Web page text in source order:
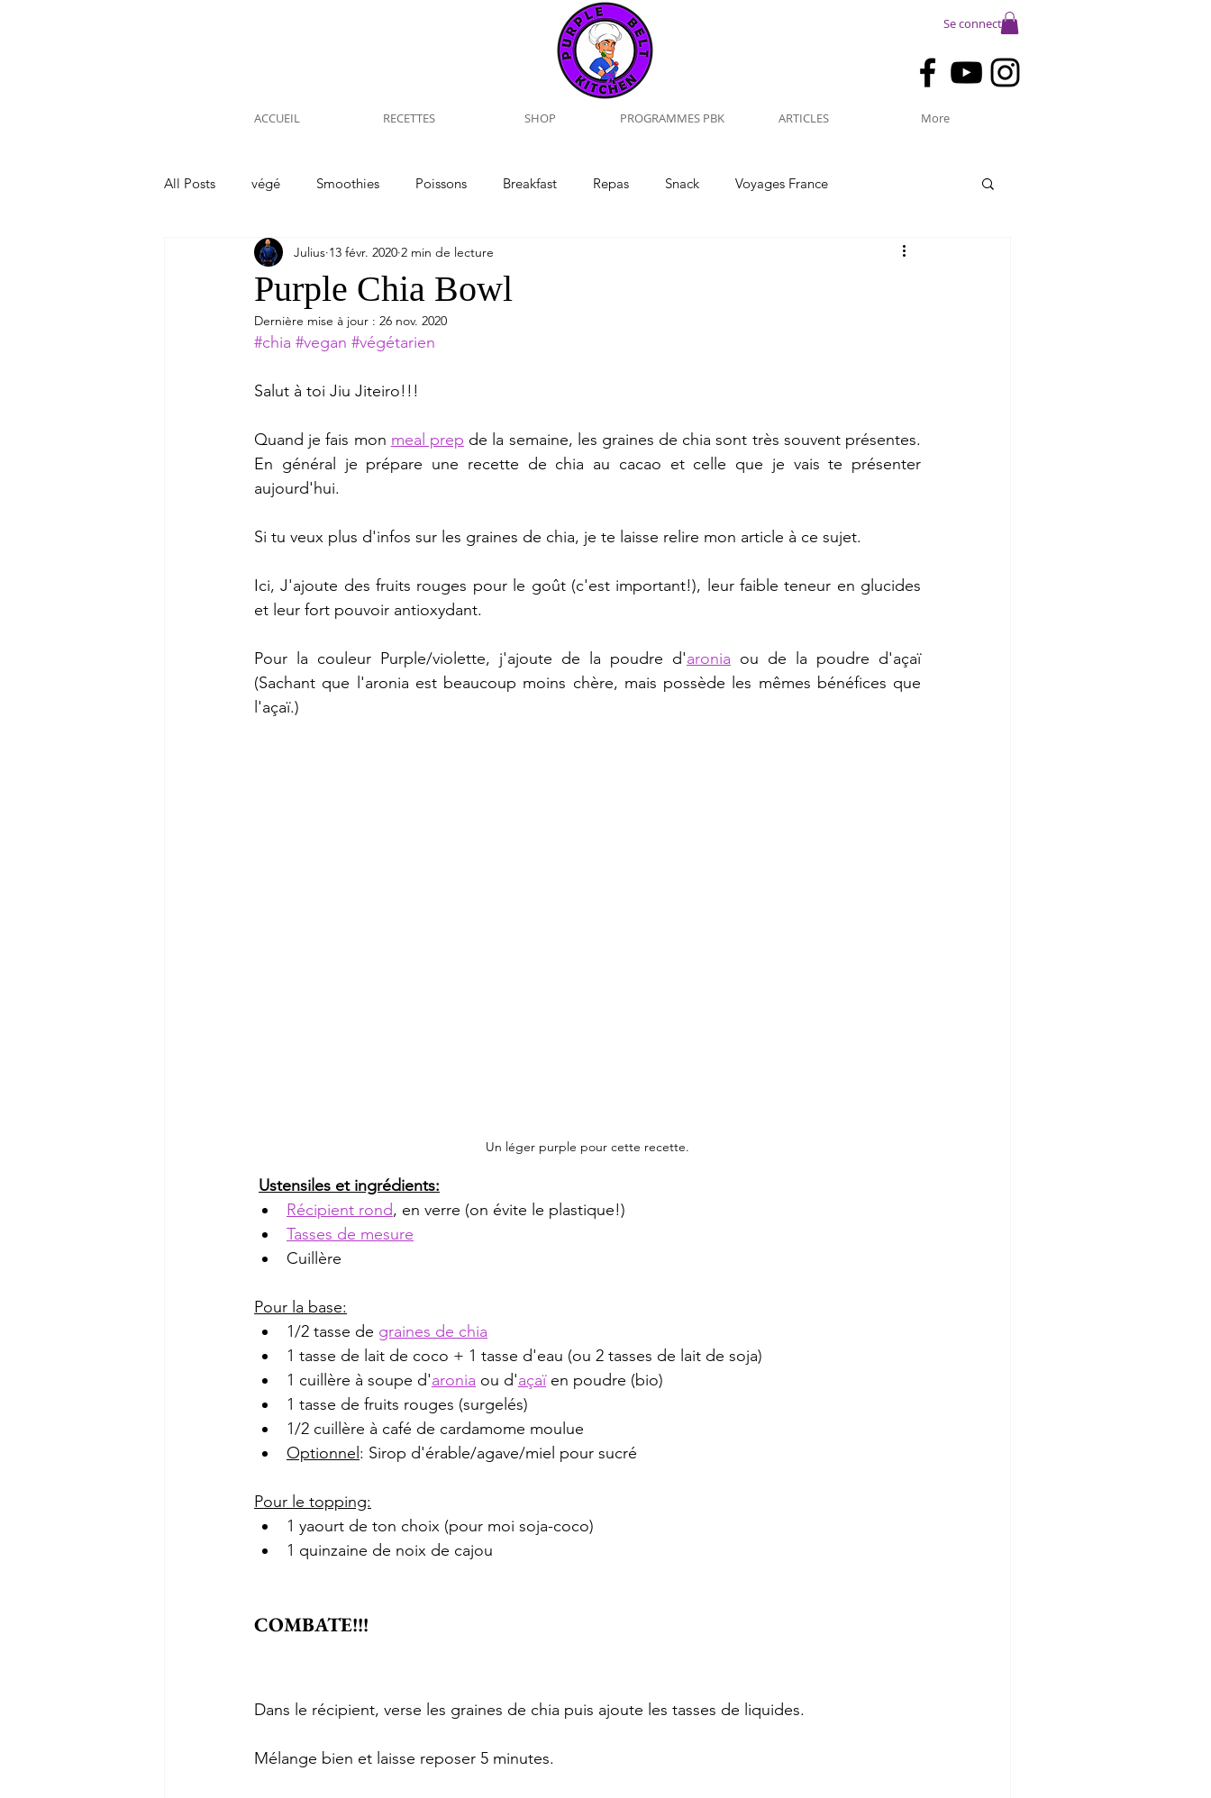
Se connecter
ACCUEIL RECETTES SHOP PROGRAMMES PBK ARTICLES More
All Posts végé Smoothies Poissons Breakfast Repas Snack Voyages France
Voyages Etranger Kitchen Voyages
Purple Chia Bowl
Julius 13 févr. 2020 2 min de lecture
Dernière mise à jour : 26 nov. 2020
#chia #vegan #végétarien
Salut à toi Jiu Jiteiro!!!
Quand je fais mon meal prep de la semaine, les graines de chia sont très souvent présentes.
En général je prépare une recette de chia au cacao et celle que je vais te présenter
aujourd'hui.
Si tu veux plus d'infos sur les graines de chia, je te laisse relire mon article à ce sujet.
Ici, J'ajoute des fruits rouges pour le goût (c'est important!), leur faible teneur en glucides
et leur fort pouvoir antioxydant.
Pour la couleur Purple/violette, j'ajoute de la poudre d'aronia ou de la poudre d'açaï
(Sachant que l'aronia est beaucoup moins chère, mais possède les mêmes bénéfices que
l'açaï.)
Un léger purple pour cette recette.
Ustensiles et ingrédients:
Récipient rond, en verre (on évite le plastique!)
Tasses de mesure
Cuillère
Pour la base:
1/2 tasse de graines de chia
1 tasse de lait de coco + 1 tasse d'eau (ou 2 tasses de lait de soja)
1 cuillère à soupe d'aronia ou d'açaï en poudre (bio)
1 tasse de fruits rouges (surgelés)
1/2 cuillère à café de cardamome moulue
Optionnel : Sirop d'érable/agave/miel pour sucré
Pour le topping:
1 yaourt de ton choix (pour moi soja-coco)
1 quinzaine de noix de cajou
COMBATE!!!
Dans le récipient, verse les graines de chia puis ajoute les tasses de liquides.
Mélange bien et laisse reposer 5 minutes.